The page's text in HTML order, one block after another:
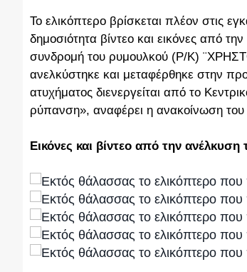
Το ελικόπτερο βρίσκεται πλέον στις
δημοσιότητα βίντεο και εικόνες από
συνδρομή του ρυμουλκού (Ρ/Κ)
ανελκύστηκε και μεταφέρθηκε στην
ατυχήματος διενεργείται από το
ρύπανση», αναφέρει η ανακοίνωση του
Εικόνες και βίντεο από την ανέλκυση